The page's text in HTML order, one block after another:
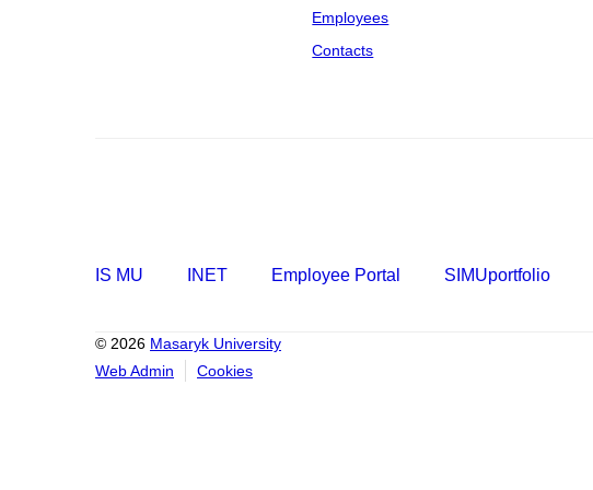
Employees
Contacts
IS MU INET Employee Portal SIMUportfolio
© 2026 Masaryk University
Web Admin
Cookies